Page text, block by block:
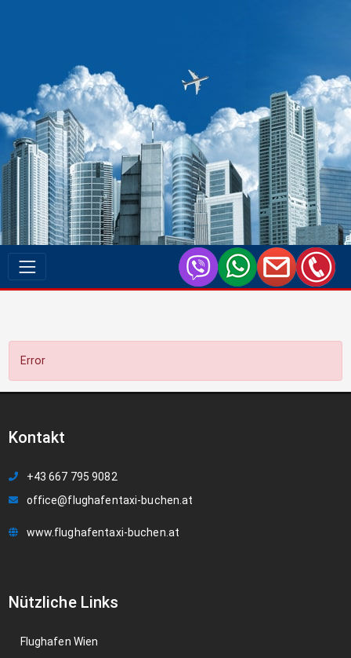
Error
Kontakt
+43 667 795 9082
office@flughafentaxi-buchen.at
www.flughafentaxi-buchen.at
Nützliche Links
Flughafen Wien